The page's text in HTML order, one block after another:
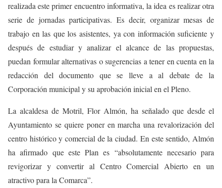
realizada este primer encuentro informativa, la idea es realizar otra
serie de jornadas participativas. Es decir, organizar mesas de
trabajo en las que los asistentes, ya con información suficiente y
después de estudiar y analizar el alcance de las propuestas,
puedan formular alternativas o sugerencias a tener en cuenta en la
redacción del documento que se lleve a al debate de la
Corporación municipal y su aprobación inicial en el Pleno.
La alcaldesa de Motril, Flor Almón, ha señalado que desde el
Ayuntamiento se quiere poner en marcha una revalorización del
centro histórico y comercial de la ciudad. En este sentido, Almón
ha afirmado que este Plan es “absolutamente necesario para
revigorizar y convertir al Centro Comercial Abierto en un
atractivo para la Comarca”.